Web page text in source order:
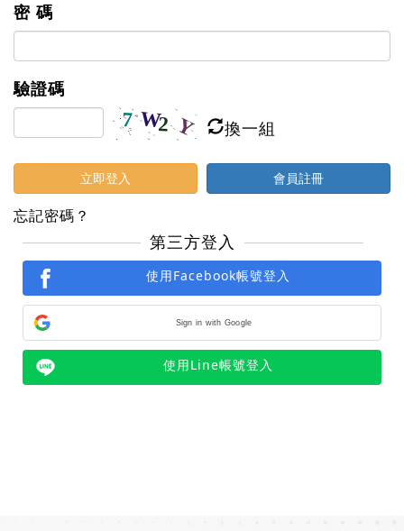
密 碼
驗證碼
換一組
立即登入 會員註冊
忘記密碼？
第三方登入
使用Facebook帳號登入
Sign in with Google
使用Line帳號登入